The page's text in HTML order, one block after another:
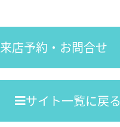
来店予約・お問合せ
サイト一覧に戻る